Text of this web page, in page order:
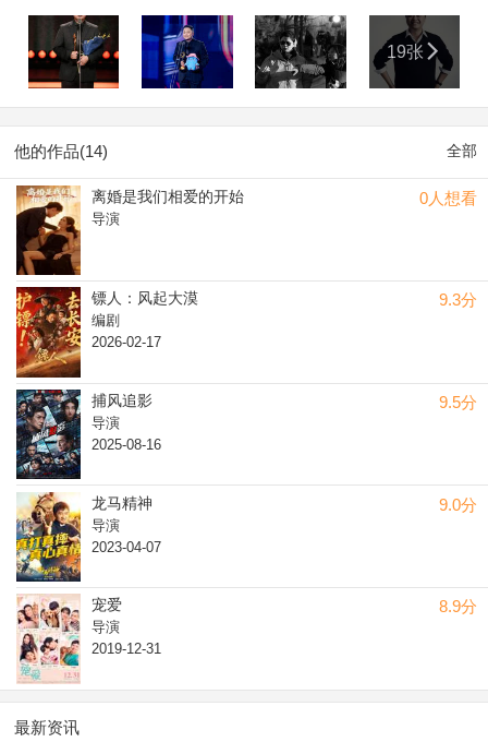
际青年电影周年度青年电影导演、2024-2025年度电影频道M榜
年度口碑导演、第21届中美电影节最佳导演、第13届新西兰亚
太电影节最佳导演、2025爱奇艺尖叫之夜年度导演等多项荣
地宠物题材作品探索出新的发展空间。 《我是马布里》聚焦国
内顶级篮球联赛，实现体育类型片的突破。获上海国际电影节
传媒大奖最佳新人奖、北京国际体育电影周最佳故事片； 《喊·
山》作为釜山国际电影节闭幕影片，获上海国际电影节传媒大
奖最佳导演、最佳编剧奖，入围十余个国内外影展。 从业以
来，他多次担任北京国际电影节、丝绸之路国际电影节等活动
评委，受聘为成龙影视学院行业导师，执导多部宣传片及品牌
短片，行业影响力深厚。
19张
他的作品(14) 全部
0人想看
离婚是我们相爱的开始
导演
9.3分
镖人：风起大漠
编剧
2026-02-17
9.5分
捕风追影
导演
2025-08-16
9.0分
龙马精神
导演
2023-04-07
8.9分
宠爱
导演
2019-12-31
最新资讯